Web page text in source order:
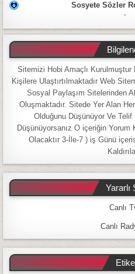
Sosyete Sözler
-
Sitemizi Hobi Amaçlı Kurulmuştur
Kişilere Ulaştırtılmaktadır Web
Sosyal Paylaşım Sitelerinden
Oluşmaktadır. Sitede Yer Alan
Olduğunu Düşünüyor Ve Telif
Düşünüyorsanız O içeriğin Yorum
Olacaktır 3-İle-7 ) iş Günü
Yararlı
Canlı
Canlı